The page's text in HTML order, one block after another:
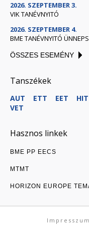
2026. SZEPTEMBER 3.
VIK TANÉVNYITÓ
2026. SZEPTEMBER 4.
BME TANÉVNYITÓ
ÖSSZES ESEMÉNY
Tanszékek
AUT ETT EET HIT
VET
Hasznos linkek
BME PP EECS
MTMT
HORIZON EUROPE
Impresszum